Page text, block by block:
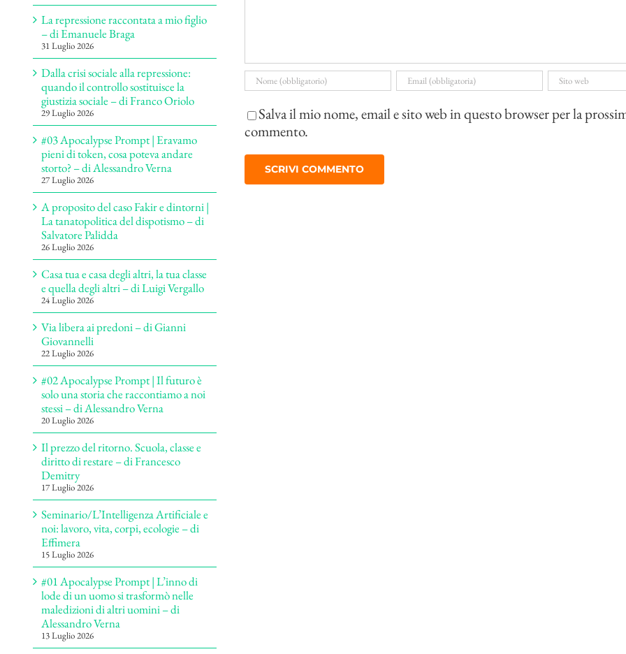
Salva il mio nome, email e sito web in questo browser per la
commento.
La repressione raccontata a mio figlio
– di Emanuele Braga
31 Luglio 2026
Dalla crisi sociale alla repressione:
quando il controllo sostituisce la
giustizia sociale – di Franco Oriolo
29 Luglio 2026
#03 Apocalypse Prompt | Eravamo
pieni di token, cosa poteva andare
storto? – di Alessandro Verna
27 Luglio 2026
A proposito del caso Fakir e dintorni |
La tanatopolitica del dispotismo – di
Salvatore Palidda
26 Luglio 2026
Casa tua e casa degli altri, la tua classe
e quella degli altri – di Luigi Vergallo
24 Luglio 2026
Via libera ai predoni – di Gianni
Giovannelli
22 Luglio 2026
#02 Apocalypse Prompt | Il futuro è
solo una storia che raccontiamo a noi
stessi – di Alessandro Verna
20 Luglio 2026
Il prezzo del ritorno. Scuola, classe e
diritto di restare – di Francesco
Demitry
17 Luglio 2026
Seminario/L’Intelligenza Artificiale e
noi: lavoro, vita, corpi, ecologie – di
Effimera
15 Luglio 2026
#01 Apocalypse Prompt | L’inno di
lode di un uomo si trasformò nelle
maledizioni di altri uomini – di
Alessandro Verna
13 Luglio 2026